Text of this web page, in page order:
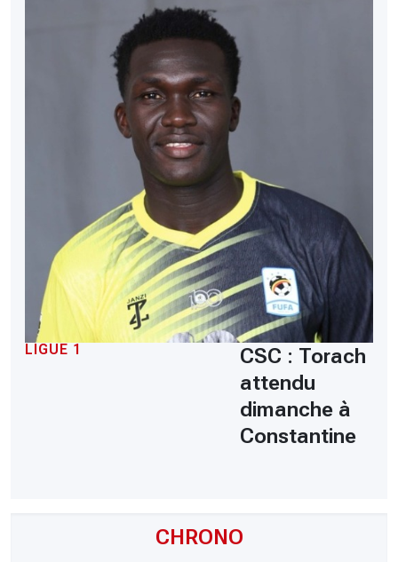
CHRONO
LIGUE 1
CSC : Torach
attendu
dimanche à
Constantine